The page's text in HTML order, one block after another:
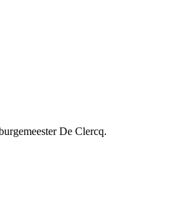
De Clercq.